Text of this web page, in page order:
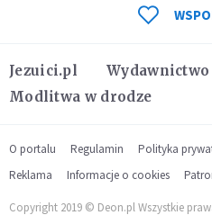
Jezuici.pl Wydawnictwo
Modlitwa w drodze
O portalu Regulamin Polityka
Reklama
Informacje o cookies
Copyright 2019 © Deon.pl Wszystkie